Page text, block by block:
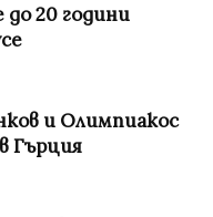
20 години
и Олимпиакос
Гърция